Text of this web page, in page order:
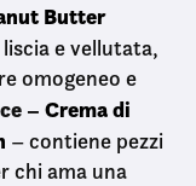
Butter
e vellutata,
omogeneo e
– Crema di
– contiene pezzi
chi ama una